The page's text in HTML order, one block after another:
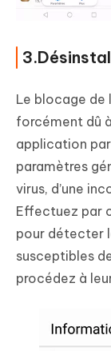
Le blocage de
forcément dû
application
paramètres
virus, d’une
Effectuez par
pour détecter
susceptibles
procédez à